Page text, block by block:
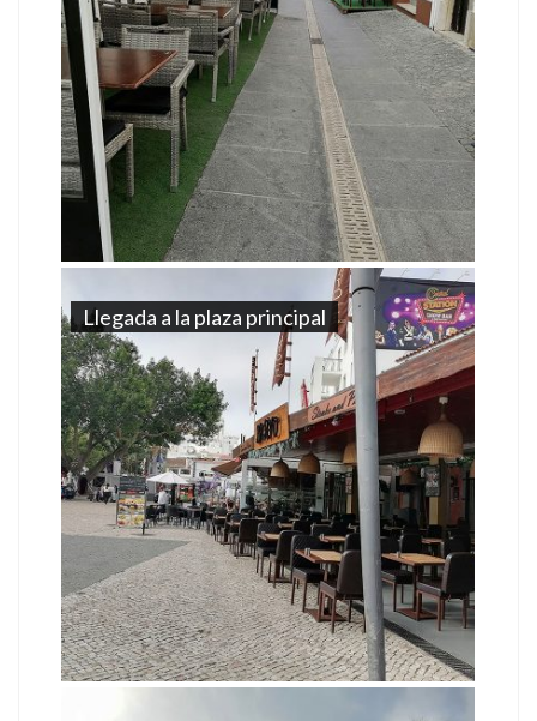
Llegada a la plaza principal